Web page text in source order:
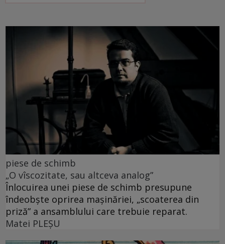
piese de schimb
„O vîscozitate, sau altceva analog”
Înlocuirea unei piese de schimb presupune
îndeobște oprirea mașinăriei, „scoaterea din
priză” a ansamblului care trebuie reparat.
Matei PLEŞU